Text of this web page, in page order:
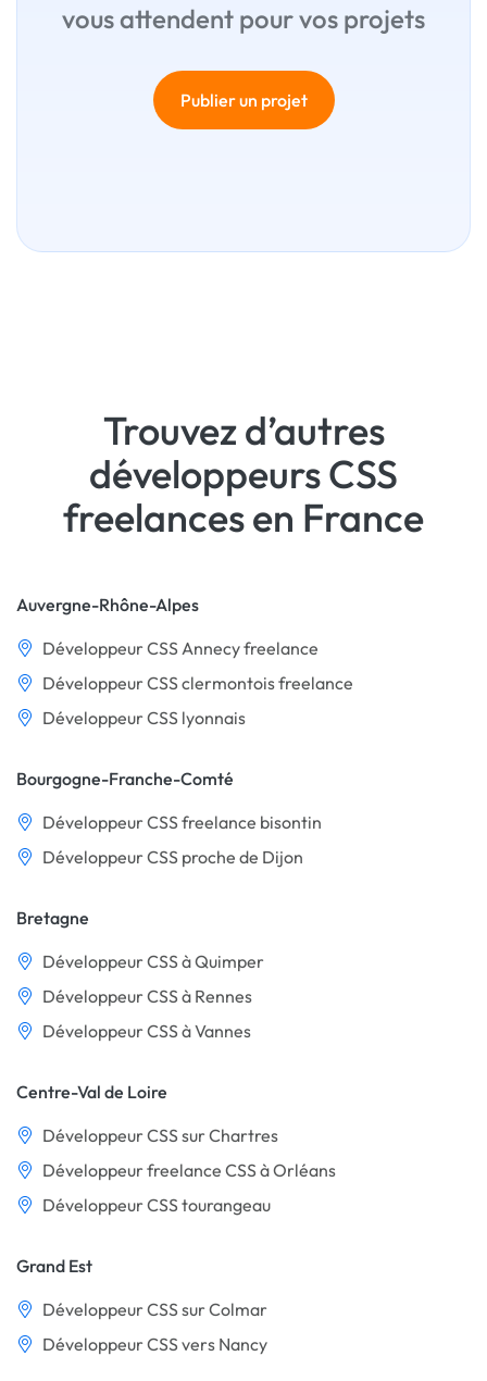
vous attendent pour vos projets
Publier un projet
Trouvez d’autres
développeurs CSS
freelances en France
Auvergne-Rhône-Alpes
Développeur CSS Annecy freelance
Développeur CSS clermontois freelance
Développeur CSS lyonnais
Bourgogne-Franche-Comté
Développeur CSS freelance bisontin
Développeur CSS proche de Dijon
Bretagne
Développeur CSS à Quimper
Développeur CSS à Rennes
Développeur CSS à Vannes
Centre-Val de Loire
Développeur CSS sur Chartres
Développeur freelance CSS à Orléans
Développeur CSS tourangeau
Grand Est
Développeur CSS sur Colmar
Développeur CSS vers Nancy